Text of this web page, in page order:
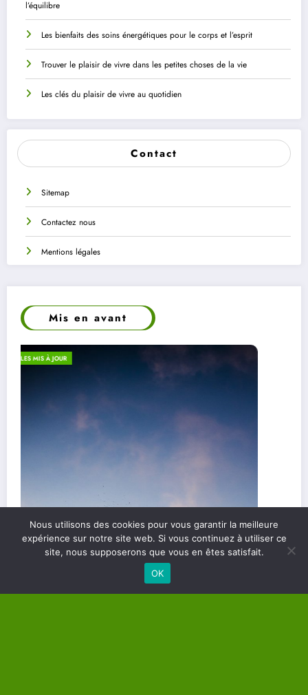
l’équilibre
Les bienfaits des soins énergétiques pour le corps et l’esprit
Trouver le plaisir de vivre dans les petites choses de la vie
Les clés du plaisir de vivre au quotidien
Contact
Sitemap
Contactez nous
Mentions légales
Mis en avant
ECO-RESPONSABILITÉ
Les différents types de soins énergétiques et
comment les choisir
Nous utilisons des cookies pour vous garantir la meilleure
expérience sur notre site web. Si vous continuez à utiliser ce
site, nous supposerons que vous en êtes satisfait.
OK